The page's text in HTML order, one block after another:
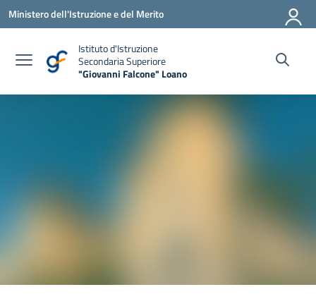
Vai ai contenuti
Vai al menu di navigazione
Vai al footer
Ministero dell'Istruzione e del Merito
Istituto d'Istruzione
Secondaria Superiore
"Giovanni Falcone" Loano